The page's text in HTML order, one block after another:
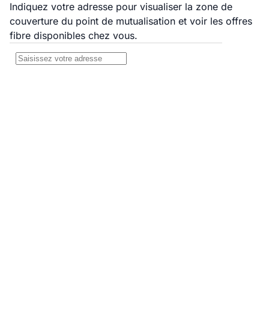
Indiquez votre adresse pour visualiser la zone de
couverture du point de mutualisation et voir les offres
fibre disponibles chez vous.